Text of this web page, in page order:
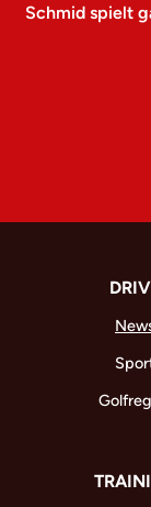
Schmid spielt